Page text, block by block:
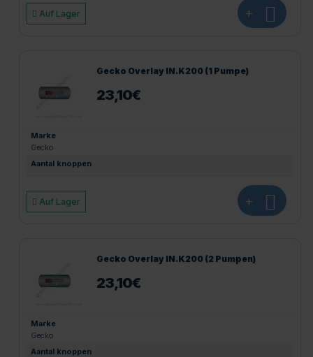
Auf Lager +
Gecko Overlay IN.K200 (1 Pumpe)
23,10€
Marke
Gecko
Aantal knoppen
Auf Lager +
Gecko Overlay IN.K200 (2 Pumpen)
23,10€
Marke
Gecko
Aantal knoppen